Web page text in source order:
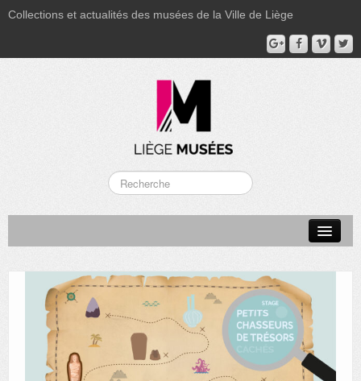
Collections et actualités des musées de la Ville de Liège
MUSÉE GRÉTRY
MUSÉE DU LUMINAIRE
FONDS PATRIMONIAUX